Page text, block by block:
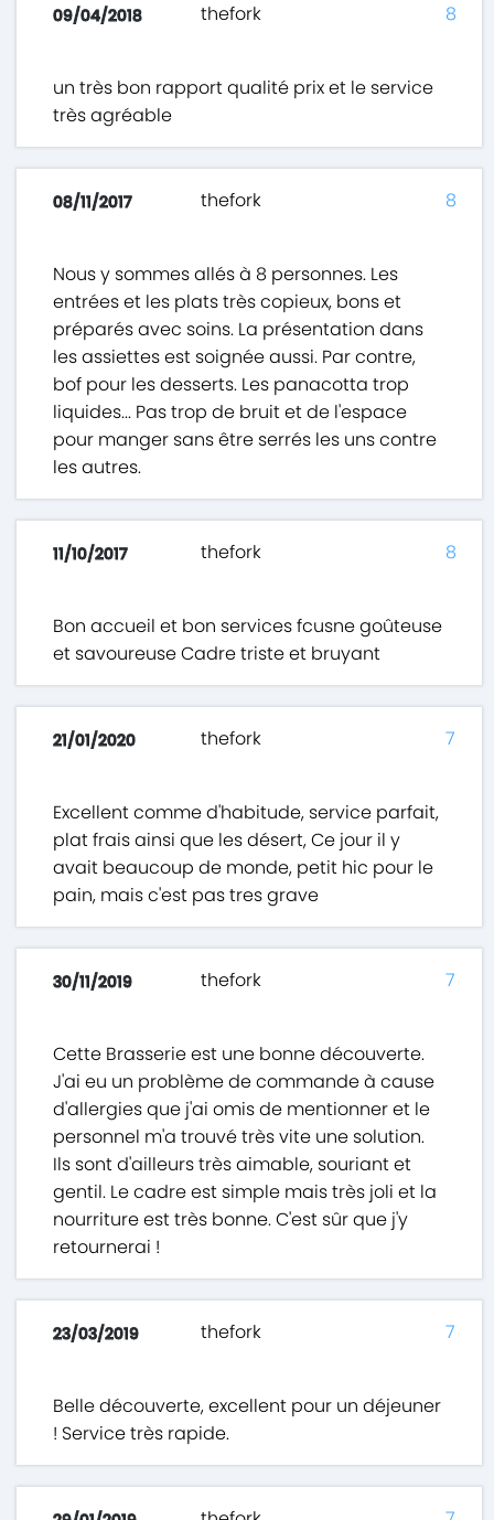
09/04/2018 thefork
un très bon rapport qualité prix et le service
très agréable
8
08/11/2017 thefork
Nous y sommes allés à 8 personnes. Les
entrées et les plats très copieux, bons et
préparés avec soins. La présentation dans
les assiettes est soignée aussi. Par contre,
bof pour les desserts. Les panacotta trop
liquides... Pas trop de bruit et de l'espace
pour manger sans être serrés les uns contre
les autres.
8
11/10/2017 thefork
Bon accueil et bon services fcusne goûteuse
et savoureuse Cadre triste et bruyant
8
21/01/2020 thefork
Excellent comme d'habitude, service parfait,
plat frais ainsi que les désert, Ce jour il y
avait beaucoup de monde, petit hic pour le
pain, mais c'est pas tres grave
7
30/11/2019 thefork
Cette Brasserie est une bonne découverte.
J'ai eu un problème de commande à cause
d'allergies que j'ai omis de mentionner et le
personnel m'a trouvé très vite une solution.
Ils sont d'ailleurs très aimable, souriant et
gentil. Le cadre est simple mais très joli et la
nourriture est très bonne. C'est sûr que j'y
retournerai !
7
23/03/2019 thefork
Belle découverte, excellent pour un déjeuner
! Service très rapide.
7